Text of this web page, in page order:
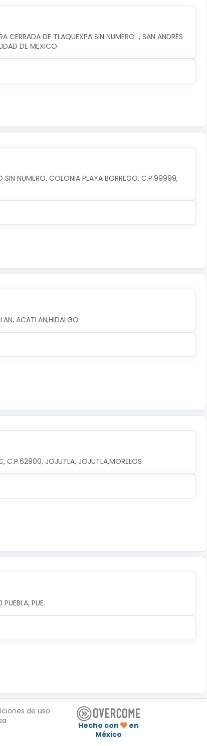
CERRADA DE TLAQUEXPA SIN NUMERO  , SAN ANDRÉS
DE MEXICO
SIN NUMERO, COLONIA PLAYA BORREGO, C.P.99999,
ACATLAN,HIDALGO
C.P.62900, JOJUTLA, JOJUTLA,MORELOS
PUE.
de uso
Hecho con
en
México